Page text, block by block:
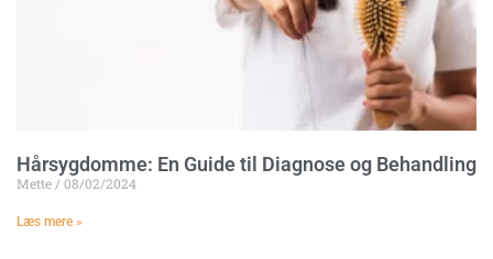
Hårsygdomme: En Guide til Diagnose og Behandling
Mette 08/02/2024
Læs mere »